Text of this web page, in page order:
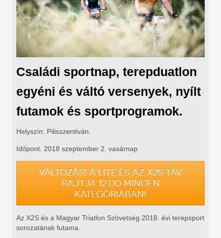
Családi sportnap, terepduatlon
egyéni és váltó versenyek, nyílt
futamok és sportprogramok.
Helyszín: Pilisszentiván.
Időpont. 2018 szeptember 2. vasárnap
VÁLTOZÁS! A LITE ÉS AZ X2S TÁV
RAJTJA 12:00 MINDEN
KATEGÓRIÁBAN!
Az X2S és a Magyar Triatlon Szövetség 2018. évi terepsport
sorozatának futama.